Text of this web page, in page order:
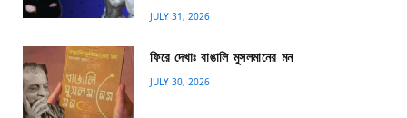
JULY 31, 2026
ফিরে দেখাঃ বাঙালি মুসলমানের মন
JULY 30, 2026